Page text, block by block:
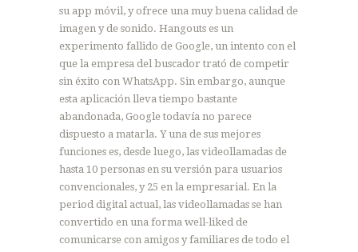
su app móvil, y ofrece una muy buena calidad de
imagen y de sonido. Hangouts es un
experimento fallido de Google, un intento con el
que la empresa del buscador trató de competir
sin éxito con WhatsApp. Sin embargo, aunque
esta aplicación lleva tiempo bastante
abandonada, Google todavía no parece
dispuesto a matarla. Y una de sus mejores
funciones es, desde luego, las videollamadas de
hasta 10 personas en su versión para usuarios
convencionales, y 25 en la empresarial. En la
period digital actual, las videollamadas se han
convertido en una forma well-liked de
comunicarse con amigos y familiares de todo el